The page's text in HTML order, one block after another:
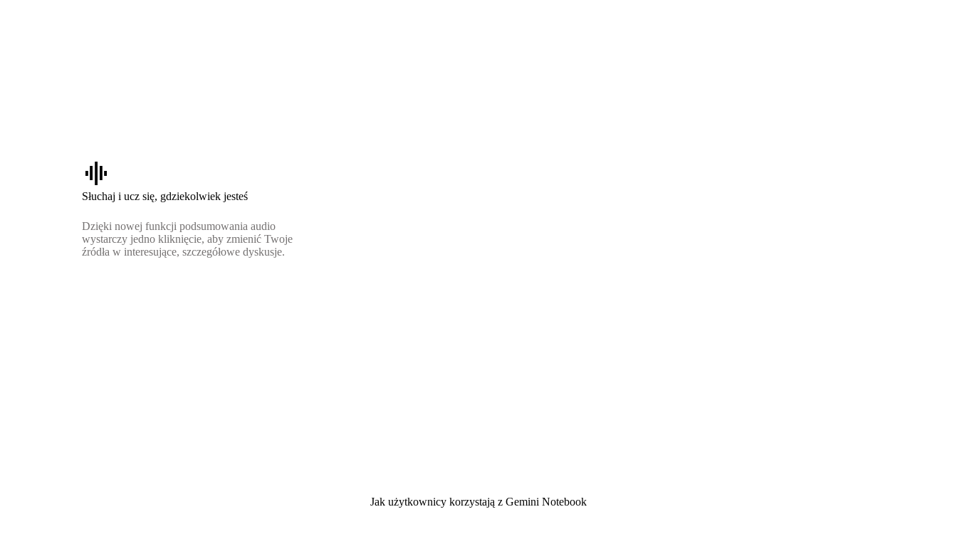
graphic_eq
Słuchaj i ucz się, gdziekolwiek jesteś
Dzięki nowej funkcji podsumowania audio
wystarczy jedno kliknięcie, aby zmienić Twoje
źródła w interesujące, szczegółowe dyskusje.
Jak użytkownicy korzystają z Gemini Notebook